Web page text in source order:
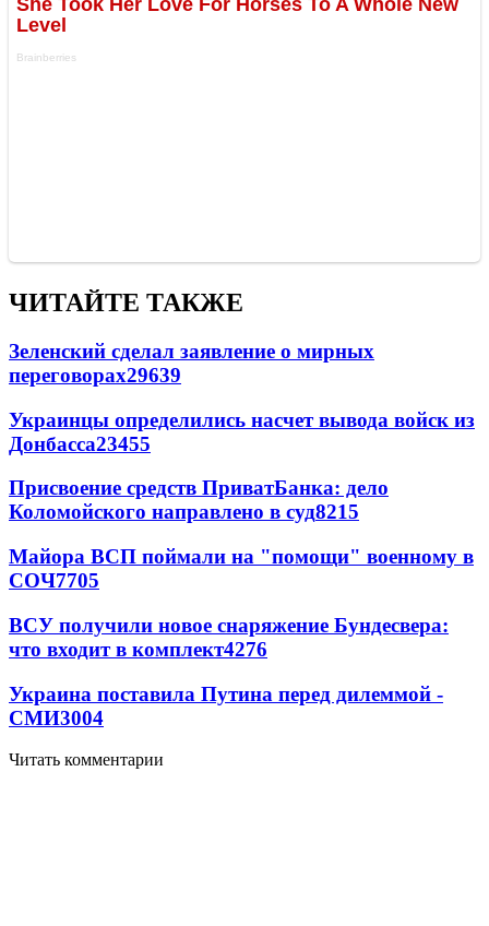
ЧИТАЙТЕ ТАКЖЕ
Зеленский сделал заявление о мирных
переговорах29639
Украинцы определились насчет вывода войск из
Донбасса23455
Присвоение средств ПриватБанка: дело
Коломойского направлено в суд8215
Майора ВСП поймали на "помощи" военному в
СОЧ7705
ВСУ получили новое снаряжение Бундесвера:
что входит в комплект4276
Украина поставила Путина перед дилеммой -
СМИ3004
Читать комментарии